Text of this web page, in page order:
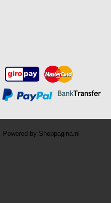
by Shoppagina.nl